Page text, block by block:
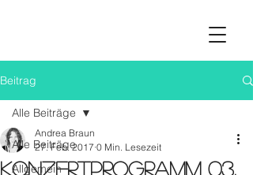
Beitrag
Alle Beiträge
Allgemein
Alle Beiträge
Konzertprogramm 03.
Andrea Braun
27. Feb. 2017 0 Min. Lesezeit